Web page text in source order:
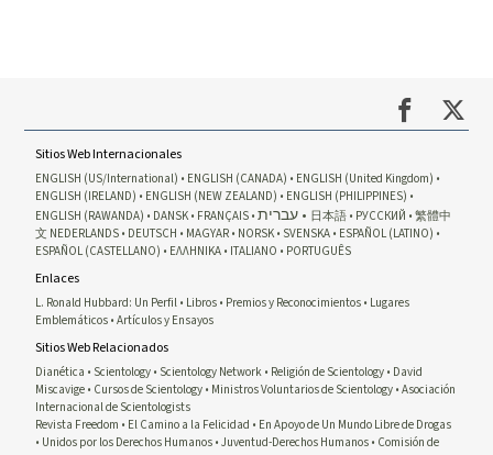
Sitios Web Internacionales
ENGLISH (US/International) ENGLISH (CANADA)
ENGLISH (United Kingdom)
ENGLISH (IRELAND)
ENGLISH (NEW ZEALAND)
ENGLISH (PHILIPPINES)
ENGLISH (RAWANDA)
DANSK FRANÇAIS עברית 日本語 РУССКИЙ
繁體中
文 NEDERLANDS DEUTSCH MAGYAR NORSK SVENSKA ESPAÑOL (LATINO)
ESPAÑOL (CASTELLANO)
ΕΛΛΗΝΙΚA ITALIANO PORTUGUÊS
Enlaces
L. Ronald Hubbard: Un Perfil Libros Premios y Reconocimientos Lugares
Emblemáticos Artículos y Ensayos
Sitios Web Relacionados
Dianética Scientology Scientology Network Religión de Scientology David
Miscavige Cursos de Scientology Ministros Voluntarios de Scientology Asociación
Internacional de Scientologists
Revista Freedom
El Camino a la Felicidad
En Apoyo de Un Mundo Libre de Drogas
Unidos por los Derechos Humanos Juventud-Derechos Humanos Comisión de